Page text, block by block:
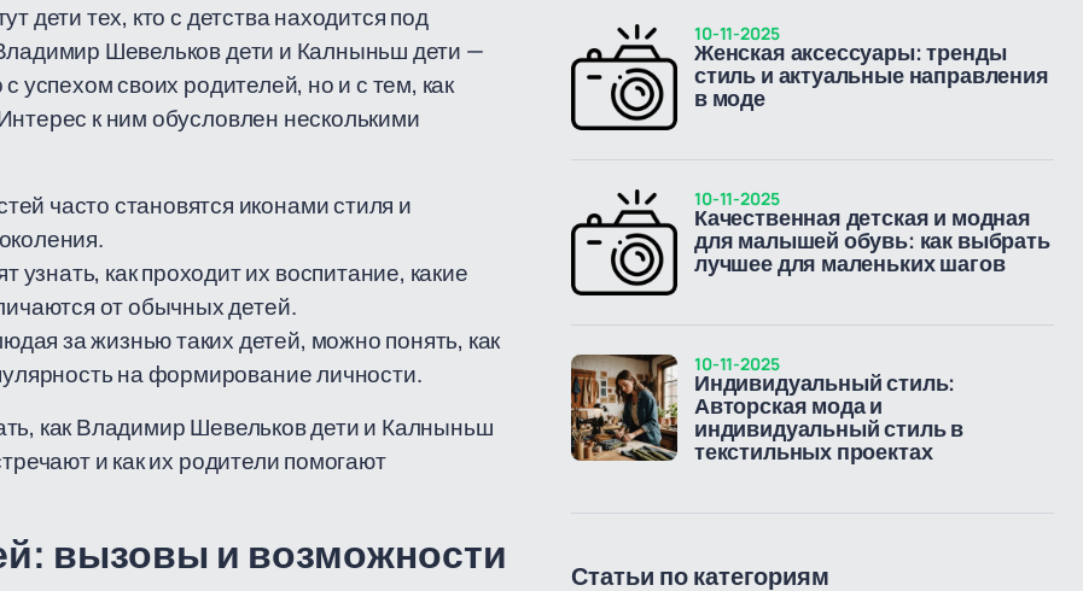
дети тех, кто с детства находится под
Шевельков дети и Калныньш дети —
успехом своих родителей, но и с тем, как
к ним обусловлен несколькими
часто становятся иконами стиля и
узнать, как проходит их воспитание, какие
от обычных детей.
за жизнью таких детей, можно понять, как
на формирование личности.
как Владимир Шевельков дети и Калныньш
и как их родители помогают
вызовы и возможности
Женская аксессуары: тренды
стиль и актуальные направления
в моде
10-11-2025
Качественная детская и модная
для малышей обувь: как выбрать
лучшее для маленьких шагов
10-11-2025
Индивидуальный стиль:
Авторская мода и
индивидуальный стиль в
текстильных проектах
10-11-2025
Статьи по категориям